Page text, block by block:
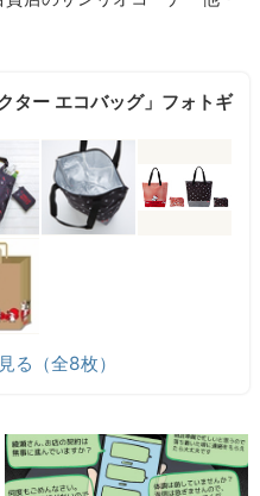
ター エコバッグ」フォトギ
る（全8枚）